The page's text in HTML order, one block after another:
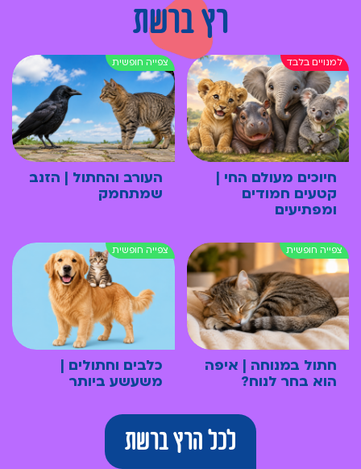
רץ ברשת
חיוכים מעולם החי |
קטעים חמודים
ומפתיעים
העורב והחתול | הזנב
שמתחמק
חתול במנוחה | איפה
הוא בחר לנוח?
כלבים וחתולים |
משעשע ביותר
לכל הרץ ברשת